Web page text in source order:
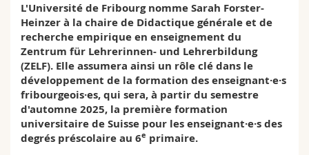
Interfacultaire
Doctorants
Programme des cours
MyUnifr
L'Université de Fribourg nomme Sarah Forster-
Heinzer à la chaire de Didactique générale et de
recherche empirique en enseignement du
Zentrum für Lehrerinnen- und Lehrerbildung
(ZELF). Elle assumera ainsi un rôle clé dans le
développement de la formation des enseignant·e·s
fribourgeois·es, qui sera, à partir du semestre
d'automne 2025, la première formation
universitaire de Suisse pour les enseignant·e·s des
degrés préscolaire au 6e primaire.